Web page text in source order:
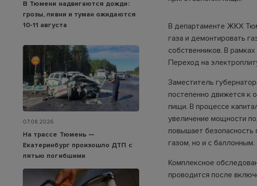
В департаменте ЖКХ
газа и демонтировать
собственников. В
Переход на
Заместитель
постепенно движется к
пищи. В процессе
увеличение мощности
повышает
газом, но и с баллонным.
Комплексное
проводится после
В Тюмени надвигаются дожди:
грозы, ливни и туман ожидаются
10-11 августа
07.08.2026
На трассе Тюмень —
Екатеринбург произошло ДТП с
пятью погибшими